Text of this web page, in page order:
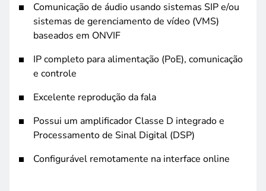
Comunicação de áudio usando sistemas SIP e/ou
sistemas de gerenciamento de vídeo (VMS)
baseados em ONVIF
IP completo para alimentação (PoE), comunicação
e controle
Excelente reprodução da fala
Possui um amplificador Classe D integrado e
Processamento de Sinal Digital (DSP)
Configurável remotamente na interface online